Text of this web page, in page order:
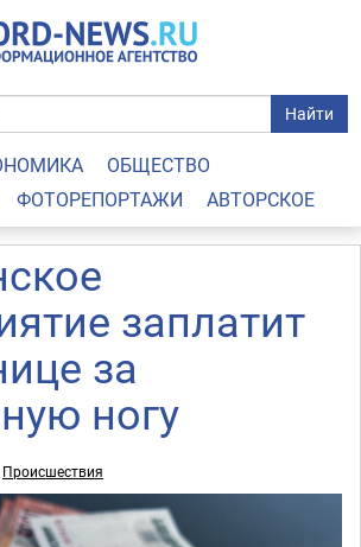
Найти
ОБЩЕСТВО
ФОТОРЕПОРТАЖИ АВТОРСКОЕ
заплатит
за
ногу
Происшествия